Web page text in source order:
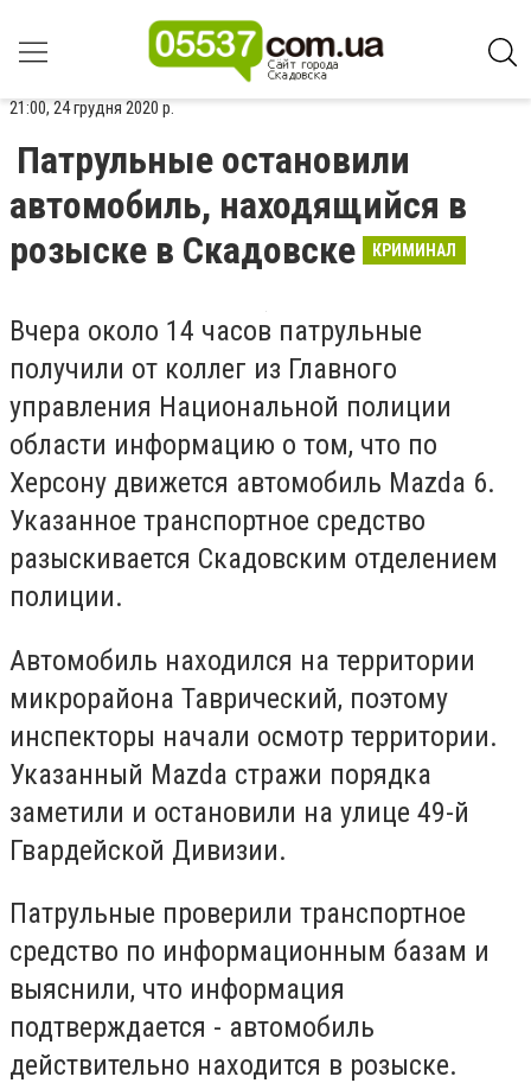
21:00, 24 грудня 2020 р.
Патрульные остановили
автомобиль, находящийся в
розыске в Скадовске
КРИМИНАЛ
Вчера около 14 часов патрульные
получили от коллег из Главного
управления Национальной полиции
области информацию о том, что по
Херсону движется автомобиль Mazda 6.
Указанное транспортное средство
разыскивается Скадовским отделением
полиции.
Автомобиль находился на территории
микрорайона Таврический, поэтому
инспекторы начали осмотр территории.
Указанный Mazda стражи порядка
заметили и остановили на улице 49-й
Гвардейской Дивизии.
Патрульные проверили транспортное
средство по информационным базам и
выяснили, что информация
подтверждается - автомобиль
действительно находится в розыске.